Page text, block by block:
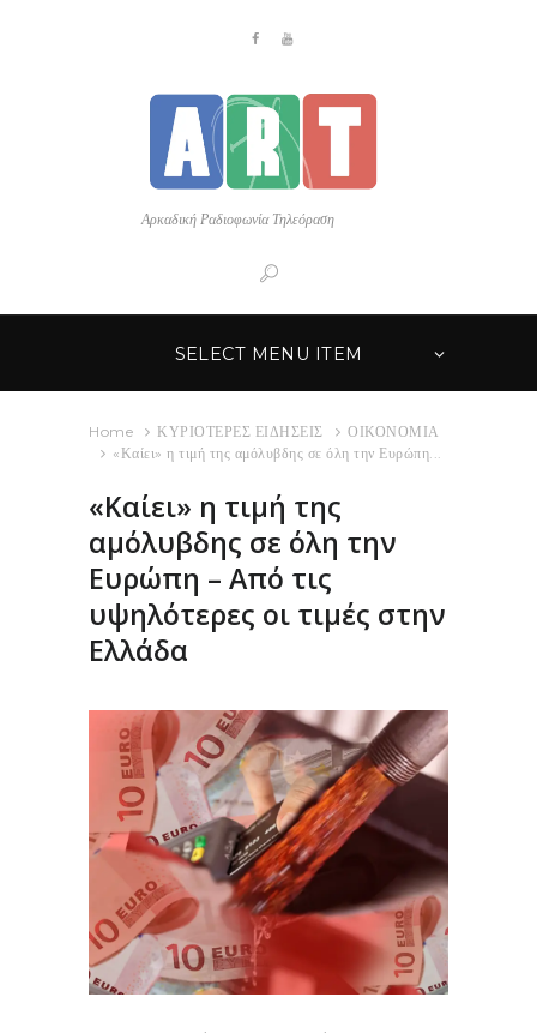
Αρκαδική Ραδιοφωνία Τηλεόραση
SELECT MENU ITEM
Home ΚΥΡΙΟΤΕΡΕΣ ΕΙΔΗΣΕΙΣ
ΟΙΚΟΝΟΜΙΑ
«Καίει» η τιμή της αμόλυβδης σε όλη την Ευρώπη...
«Καίει» η τιμή της
αμόλυβδης σε όλη την
Ευρώπη – Από τις
υψηλότερες οι τιμές στην
Ελλάδα